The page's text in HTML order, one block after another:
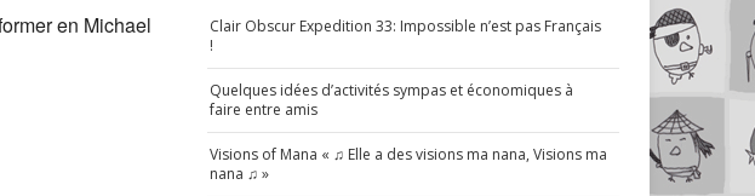
en Michael
Clair Obscur Expedition 33: Impossible n’est pas Français
!
Quelques idées d’activités sympas et économiques à
faire entre amis
Visions of Mana « ♫ Elle a des visions ma nana, Visions ma
nana ♫ »